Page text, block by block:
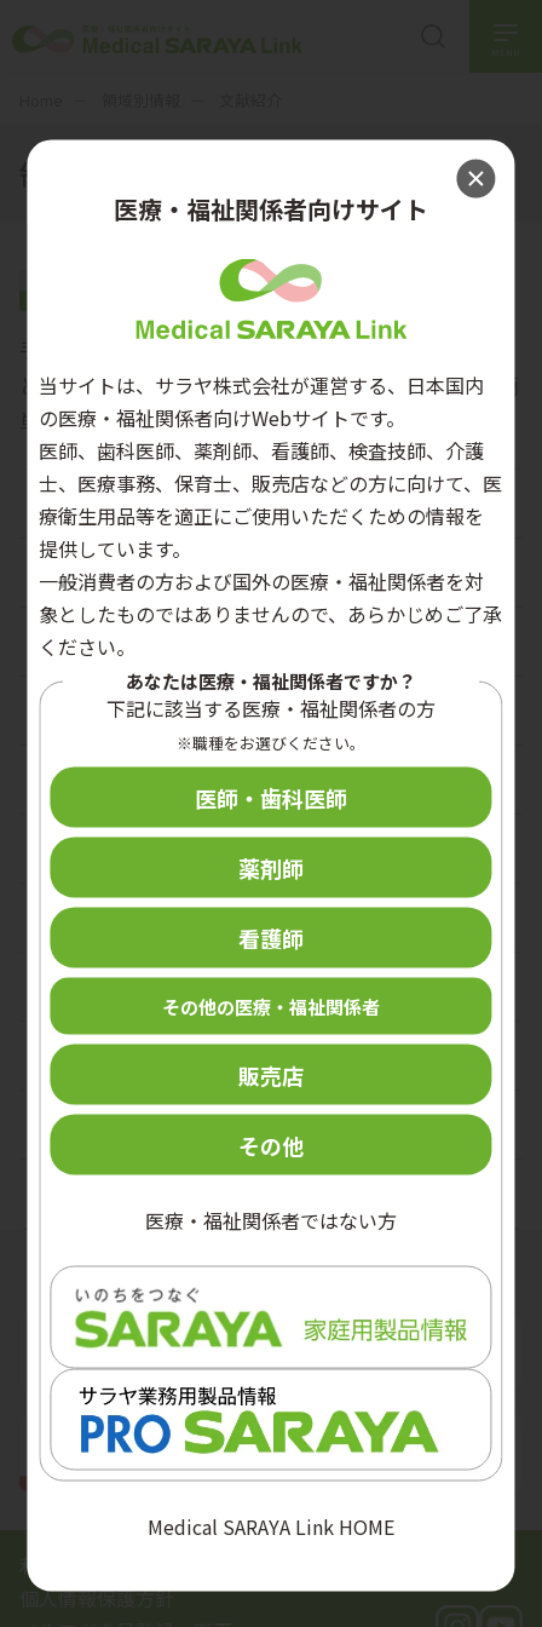
領域別情報
手指衛生、環境管理、器材の再生処理、微生物な
ど、多岐にわたるカテゴリーの示唆に富む文献を簡
単な説明文をつけて紹介します。
感染対策全般
手指衛生
環境管理
洗浄・消毒・滅菌
PPE（個人防護具）
職業感染制御
手術関連
デバイス関連
スキンケア
口腔ケア
医療・福祉関係者向けサイト
当サイトは、サラヤ株式会社が運営する、日本国内
の医療・福祉関係者向けWebサイトです。
医師、歯科医師、薬剤師、看護師、検査技師、介護
士、医療事務、保育士、販売店などの方に向けて、医
療衛生用品等を適正にご使用いただくための情報を
提供しています。
一般消費者の方および国外の医療・福祉関係者を対
象としたものではありませんので、あらかじめご了承
ください。
あなたは医療・福祉関係者ですか？
下記に該当する医療・福祉関係者の方
※職種をお選びください。
医師・歯科医師
薬剤師
看護師
その他の医療・福祉関係者
販売店
その他
医療・福祉関係者ではない方
Medical SARAYA Link HOME
関連サイト
利用規約
個人情報保護方針